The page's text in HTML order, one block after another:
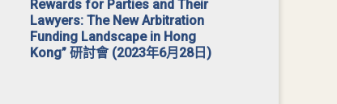
Rewards for Parties and Their
Lawyers: The New Arbitration
Funding Landscape in Hong
Kong” 研討會 (2023年6月28日)